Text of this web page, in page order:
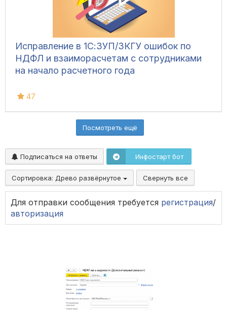
Исправление в 1С:ЗУП/ЗКГУ ошибок по
НДФЛ и взаиморасчетам с сотрудниками
на начало расчетного года
47
Посмотреть ещё
Подписаться на ответы Инфостарт бот
Сортировка: Древо развёрнутое Свернуть все
Для отправки сообщения требуется регистрация/
авторизация